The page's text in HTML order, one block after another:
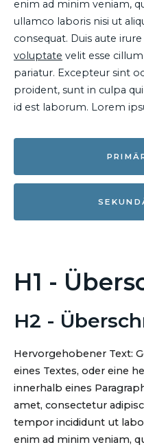
enim ad minim veniam,
ullamco laboris nisi ut
consequat. Duis aute
voluptate velit esse
pariatur. Excepteur sint
proident, sunt in culpa
id est laborum. Lorem
H1 -
H2 -
Hervorgehobener Text:
eines Textes, oder eine
innerhalb eines
amet, consectetur
tempor incididunt ut
enim ad minim veniam,